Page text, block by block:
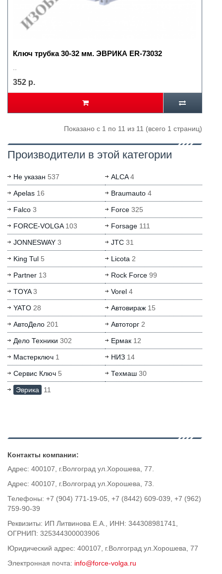
Ключ трубка 30-32 мм. ЭВРИКА ER-73032
352 р.
Показано с 1 по 11 из 11 (всего 1 страниц)
Производители в этой категории
Не указан 537 ALCA4
Apelas 16 Braumauto4
Falco 3 Force325
FORCE-VOLGA103 Forsage111
JONNESWAY 3 JTC31
King Tul 5 Licota 2
Partner 13 Rock Force99
TOYA3 Vorel4
YATO 28 Автовираж15
АвтоДело 201 Автоторг2
Дело Техники 302 Ермак12
Мастерключ 1 НИЗ14
Сервис Ключ 5 Техмаш30
Эврика 11
Контакты компании:
Адрес: 400107, г.Волгоград ул.Хорошева, 77.
Адрес: 400107, г.Волгоград ул.Хорошева, 73.
Телефоны: +7 (904) 771-19-05, +7 (8442) 609-039, +7 (962)
759-90-39
Реквизиты: ИП Литвинова Е.А., ИНН: 344308981741,
ОГРНИП: 325344300003906
Юридический адрес: 400107, г.Волгоград ул.Хорошева, 77
Электронная почта: info@force-volga.ru